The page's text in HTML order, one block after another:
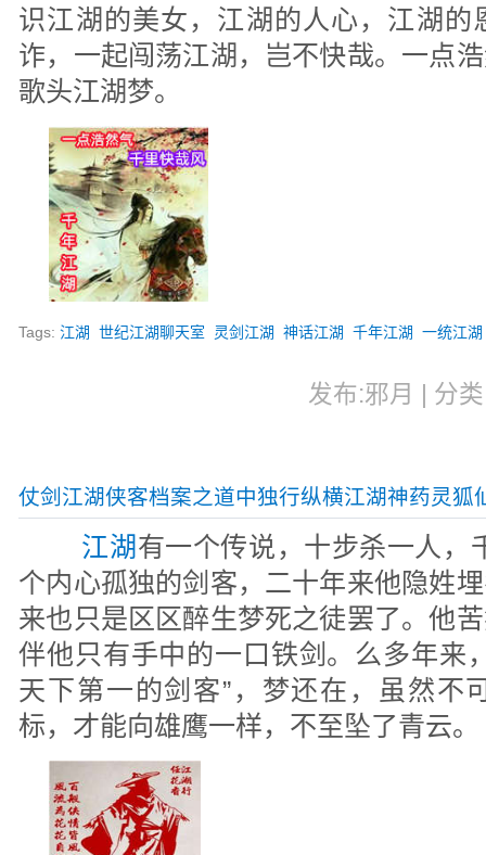
识江湖的美女，江湖的人心，江湖的
诈，一起闯荡江湖，岂不快哉。一点
歌头江湖梦。
Tags:江湖 世纪江湖聊天室 灵剑江湖 神话江湖 千年江湖 一统江湖
发布:邪月 | 分
仗剑江湖侠客档案之道中独行纵横江湖神药灵狐
江湖有一个传说，十步杀一人，
个内心孤独的剑客，二十年来他隐姓
来也只是区区醉生梦死之徒罢了。他
伴他只有手中的一口铁剑。么多年来
天下第一的剑客”，梦还在，虽然不
标，才能向雄鹰一样，不至坠了青云。